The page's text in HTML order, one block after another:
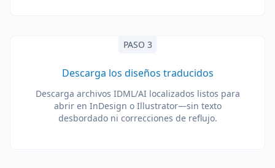
PASO 3
Descarga los diseños traducidos
Descarga archivos IDML/AI localizados listos para
abrir en InDesign o Illustrator—sin texto
desbordado ni correcciones de reflujo.